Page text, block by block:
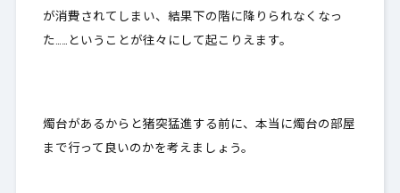
が消費されてしまい、結果下の階に降りられなくなっ
た……ということが往々にして起こりえます。
燭台があるからと猪突猛進する前に、 本当に燭台の部屋
まで行って良いのかを考えましょう。